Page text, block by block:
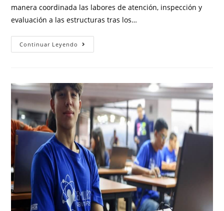
manera coordinada las labores de atención, inspección y
evaluación a las estructuras tras los…
Continuar Leyendo